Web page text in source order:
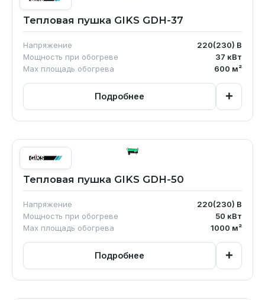
Тепловая пушка GIKS GDH-37
Напряжение 220(230) В
Мощность при обогреве
37 кВт
Max площадь обогрева
600 м²
Подробнее +
Тепловая пушка GIKS GDH-50
Напряжение 220(230) В
Мощность при обогреве
50 кВт
Max площадь обогрева
1000 м²
Подробнее +